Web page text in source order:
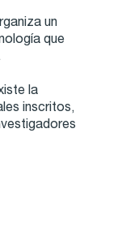
un
que
la
inscritos,